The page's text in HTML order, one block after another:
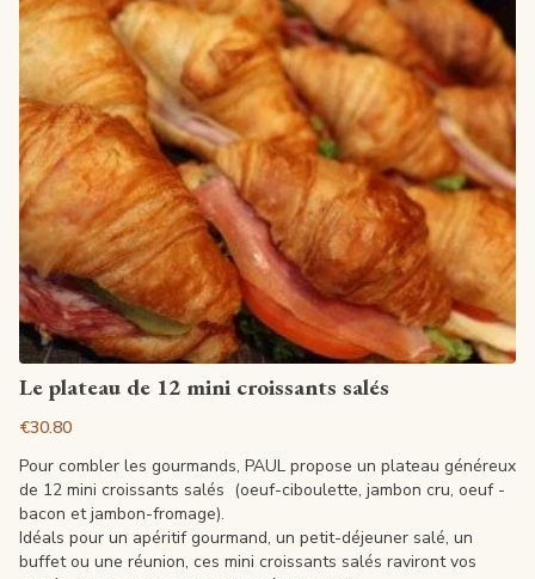
View article
Le plateau de 12 mini croissants salés
€30.80
Pour combler les gourmands, PAUL propose un plateau généreux
de 12 mini croissants salés (oeuf-ciboulette, jambon cru, oeuf -
bacon et jambon-fromage).
Idéals pour un apéritif gourmand, un petit-déjeuner salé, un
buffet ou une réunion, ces mini croissants salés raviront vos